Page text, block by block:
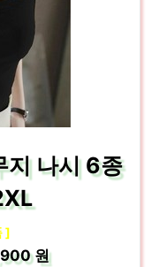
지 나시 6종
]
원